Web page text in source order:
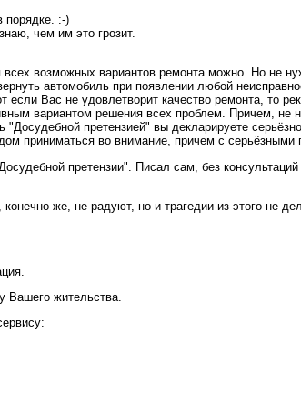
порядке. :-)
чем им это грозит.
возможных вариантов ремонта можно. Но не
автомобиль при появлении любой
если Вас не удовлетворит качество ремонта, то
вариантом решения всех проблем. Причем, не
претензией" вы декларируете
приниматься во внимание, причем с серьёзными
претензии". Писал сам, без
же, не радуют, но и трагедии из этого не
жительства.